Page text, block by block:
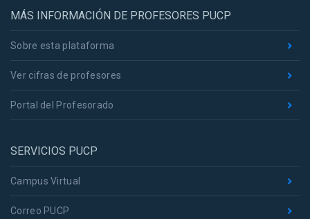
MÁS INFORMACIÓN DE PROFESORES PUCP
Sobre esta plataforma
Ver cifras de profesores
Portal del Profesorado
SERVICIOS PUCP
Campus Virtual
Correo PUCP